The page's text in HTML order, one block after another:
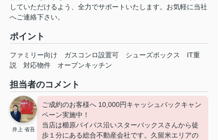
していただけるよう、全力でサポートいたします。お気軽に当社
へご連絡下さい。
ポイント
ファミリー向け ガスコンロ設置可 シューズボックス
IT重
説
対応物件 オープンキッチン
担当者のコメント
井上 省吾
ご成約のお客様へ 10,000円キャッシュバックキャン
ペーン実施中！
当店は櫛原バイパス沿いスターバックスさんから徒
歩１分にある総合不動産会社です。久留米エリアの